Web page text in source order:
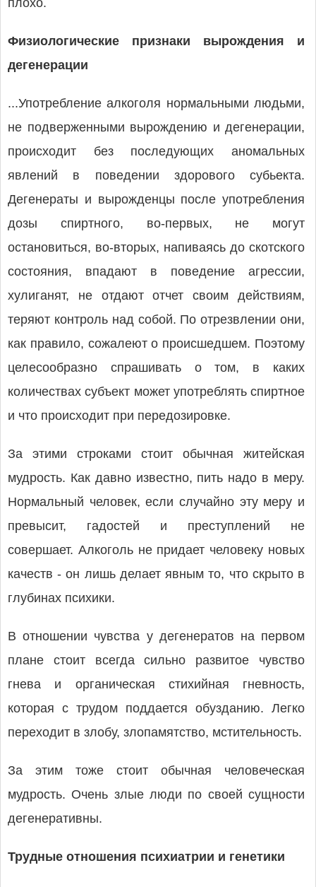
плохо.
Физиологические признаки вырождения и
дегенерации
...Употребление алкоголя нормальными людьми,
не подверженными вырождению и дегенерации,
происходит без последующих аномальных
явлений в поведении здорового субьекта.
Дегенераты и вырожденцы после употребления
дозы спиртного, во-первых, не могут
остановиться, во-вторых, напиваясь до скотского
состояния, впадают в поведение агрессии,
хулиганят, не отдают отчет своим действиям,
теряют контроль над собой. По отрезвлении они,
как правило, сожалеют о происшедшем. Поэтому
целесообразно спрашивать о том, в каких
количествах субъект может употреблять спиртное
и что происходит при передозировке.
За этими строками стоит обычная житейская
мудрость. Как давно известно, пить надо в меру.
Нормальный человек, если случайно эту меру и
превысит, гадостей и преступлений не
совершает. Алкоголь не придает человеку новых
качеств - он лишь делает явным то, что скрыто в
глубинах психики.
В отношении чувства у дегенератов на первом
плане стоит всегда сильно развитое чувство
гнева и органическая стихийная гневность,
которая с трудом поддается обузданию. Легко
переходит в злобу, злопамятство, мстительность.
За этим тоже стоит обычная человеческая
мудрость. Очень злые люди по своей сущности
дегенеративны.
Трудные отношения психиатрии и генетики